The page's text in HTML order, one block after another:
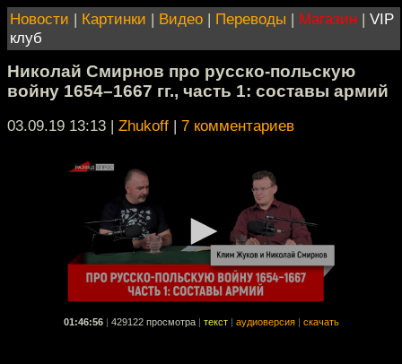
Новости | Картинки | Видео | Переводы | Магазин | VIP
клуб
Николай Смирнов про русско-польскую
войну 1654–1667 гг., часть 1: составы армий
03.09.19 13:13 | Zhukoff | 7 комментариев
01:46:56 429122 просмотра текст аудиоверсия скачать